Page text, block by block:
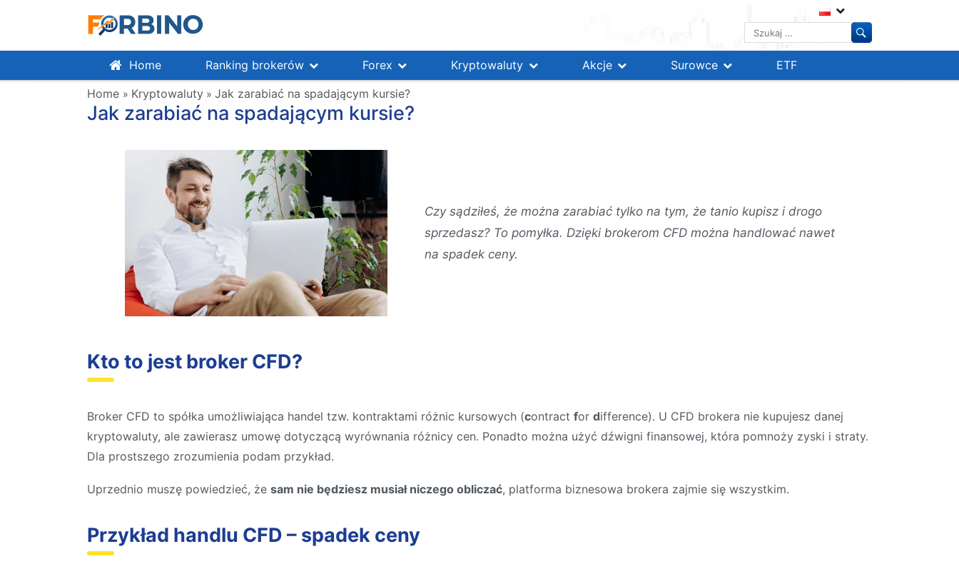
Szukaj:
Home Ranking brokerów Forex Kryptowaluty Akcje Surowce
ETF
Home » Kryptowaluty » Jak zarabiać na spadającym kursie?
Jak zarabiać na spadającym kursie?
Czy sądziłeś, że można zarabiać tylko na tym, że tanio kupisz i drogo
sprzedasz? To pomyłka. Dzięki brokerom CFD można handlować nawet
na spadek ceny.
Kto to jest broker CFD?
Broker CFD to spółka umożliwiająca handel tzw. kontraktami różnic kursowych (contract for difference). U CFD brokera nie kupujesz danej
kryptowaluty, ale zawierasz umowę dotyczącą wyrównania różnicy cen. Ponadto można użyć dźwigni finansowej, która pomnoży zyski i straty.
Dla prostszego zrozumienia podam przykład.
Uprzednio muszę powiedzieć, że sam nie będziesz musiał niczego obliczać, platforma biznesowa brokera zajmie się wszystkim.
Przykład handlu CFD – spadek ceny